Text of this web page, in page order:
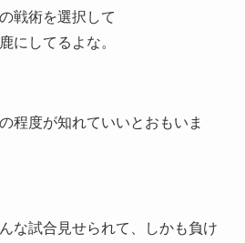
戦術を選択して
にしてるよな。
程度が知れていいとおもいま
な試合見せられて、しかも負け